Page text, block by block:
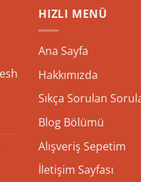
HIZLI MENÜ
Ana Sayfa
Hakkımızda
Sıkça Sorulan
Blog Bölümü
Alışveriş Sepetim
İletişim Sayfası